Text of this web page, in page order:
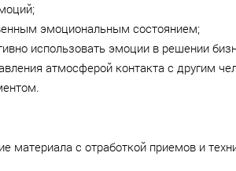
эмоциональным состоянием;
использовать эмоции в решении
атмосферой контакта с другим
материала с отработкой приемов и